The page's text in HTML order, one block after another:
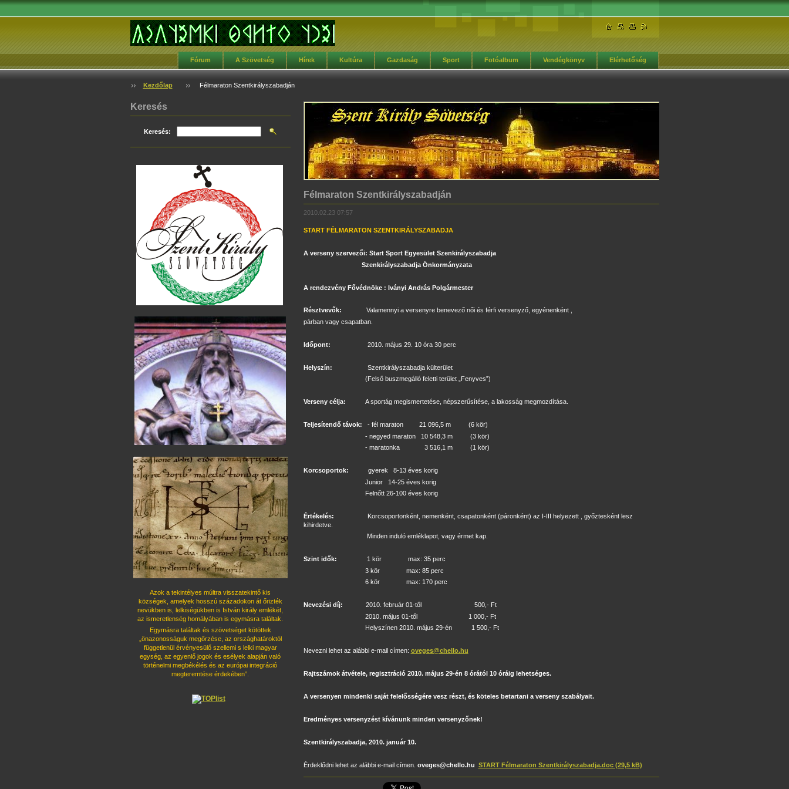
Fórum A Szövetség Hírek Kultúra Gazdaság Sport Fotóalbum Vendégkönyv Elérhetőség
Kezdőlap Félmaraton Szentkirályszabadján
Félmaraton Szentkirályszabadján
2010.02.23 07:57
START FÉLMARATON SZENTKIRÁLYSZABADJA
A verseny szervezői: Start Sport Egyesület Szenkirályszabadja
Szenkirályszabadja Önkormányzata
A rendezvény Fővédnöke : Iványi András Polgármester
Résztvevők:
Valamennyi a versenyre benevező női és férfi versenyző, egyénenként ,
párban vagy csapatban.
Időpont: 2010. május 29. 10 óra 30 perc
Helyszín: Szentkirályszabadja külterület
(Felső buszmegálló feletti terület „Fenyves”)
Verseny célja: A sportág megismertetése, népszerűsítése, a lakosság megmozdítása.
Teljesítendő távok: - fél maraton 21 096,5 m (6 kör)
- negyed maraton 10 548,3 m (3 kör)
- maratonka 3 516,1 m (1 kör)
Korcsoportok: gyerek 8-13 éves korig
Junior 14-25 éves korig
Felnőtt 26-100 éves korig
Értékelés:
Korcsoportonként, nemenként, csapatonként (páronként) az I-III helyezett , győztesként lesz
kihirdetve.
Minden induló emléklapot, vagy érmet kap.
Szint idők: 1 kör max: 35 perc
3 kör max: 85 perc
6 kör max: 170 perc
Nevezési díj:
2010. február 01-től 500,- Ft
2010. május 01-től 1 000,- Ft
Helyszínen 2010. május 29-én 1 500,- Ft
Nevezni lehet az alábbi e-mail címen: oveges@chello.hu
Rajtszámok átvétele, regisztráció 2010. május 29-én 8 órától 10 óráig lehetséges.
A versenyen mindenki saját felelősségére vesz részt, és köteles betartani a verseny szabályait.
Eredményes versenyzést kívánunk minden versenyzőnek!
Szentkirályszabadja, 2010. január 10.
Érdeklődni lehet az alábbi e-mail címen. oveges@chello.hu START Félmaraton Szentkirályszabadja.doc (29,5 kB)
Keresés
Keresés:
Azok a tekintélyes múltra visszatekintő kis
községek, amelyek hosszú századokon át őrizték
nevükben is, lelkiségükben is István király emlékét,
az ismeretlenség homályában is egymásra találtak.
Egymásra találtak és szövetséget kötöttek
„önazonosságuk megőrzése, az országhatároktól
függetlenül érvényesülő szellemi s lelki magyar
egység, az egyenlő jogok és esélyek alapján való
történelmi megbékélés és az európai integráció
megteremtése érdekében”.